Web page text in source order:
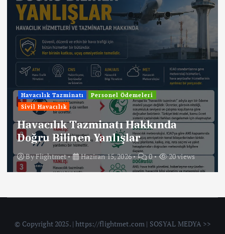
Havacılık Tazminatı
Personel Ödemeleri
Sivil Havacılık
Havacılık Tazminatı Hakkında
Doğru Bilinen Yanlışlar
ByFlightmet Haziran 15, 2026 0 20 views
© Copyright 2025. | https://flightmet.com | SOSYAL MEDYA >>